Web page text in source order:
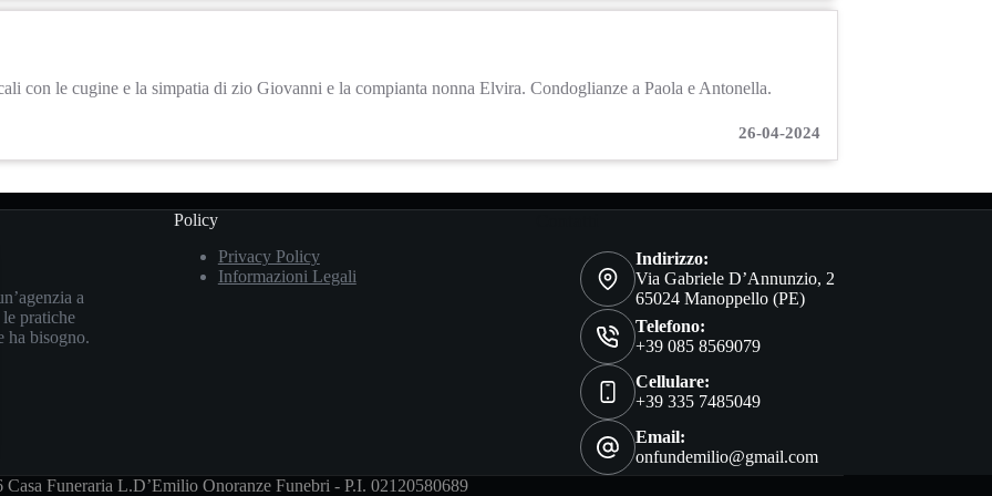
con le cugine e la simpatia di zio Giovanni e la compianta nonna Elvira. Condoglianze a Paola e Antonella.
26-04-2024
a
pratiche
ha bisogno.
Policy
Privacy Policy
Informazioni Legali
Indirizzo:
Via Gabriele D’Annunzio, 2
65024 Manoppello (PE)
Telefono:
+39 085 8569079
Cellulare:
+39 335 7485049
Email:
onfundemilio@gmail.com
Funeraria L.D’Emilio Onoranze Funebri - P.I. 02120580689